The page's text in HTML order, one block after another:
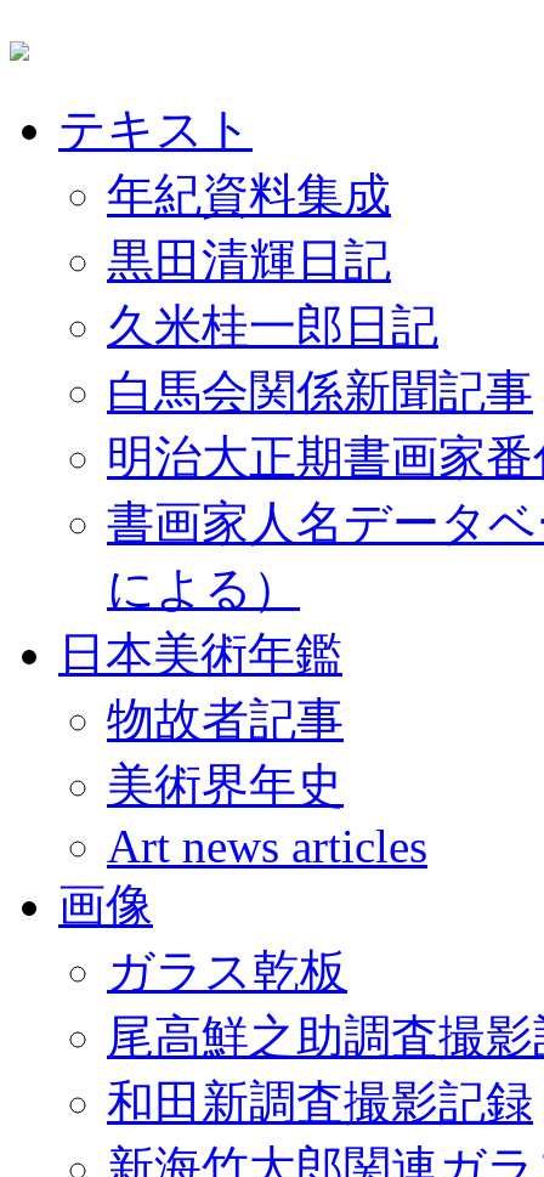
テキスト
年紀資料集成
黒田清輝日記
久米桂一郎日記
白馬会関係新聞記事
明治大正期書画家
書画家人名データ
による）
日本美術年鑑
物故者記事
美術界年史
Art news articles
画像
ガラス乾板
尾高鮮之助調査撮
和田新調査撮影記録